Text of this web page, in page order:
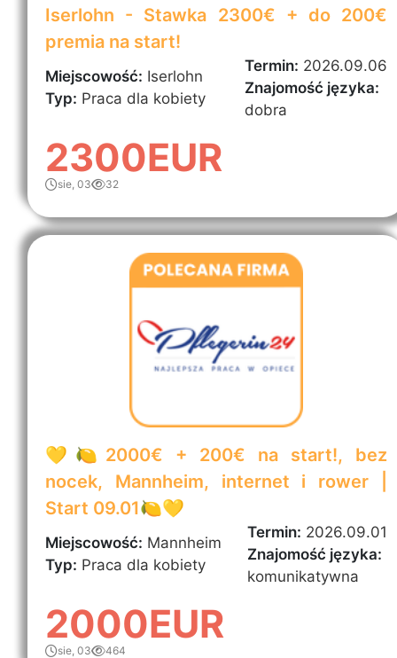
Iserlohn - Stawka 2300€ + do 200€
premia na start!
Miejscowość: Iserlohn
Typ: Praca dla kobiety
Termin: 2026.09.06
Znajomość języka:
dobra
2300EUR
sie, 03 32
💛🍋2000€ + 200€ na start!, bez
nocek, Mannheim, internet i rower |
Start 09.01🍋💛
Miejscowość: Mannheim
Typ: Praca dla kobiety
Termin: 2026.09.01
Znajomość języka:
komunikatywna
2000EUR
sie, 03 464